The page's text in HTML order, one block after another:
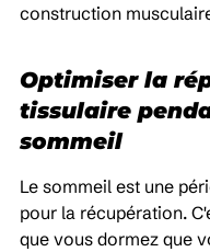
construction
Optimiser la
tissulaire
sommeil
Le sommeil est une
pour la récupération.
que vous dormez que